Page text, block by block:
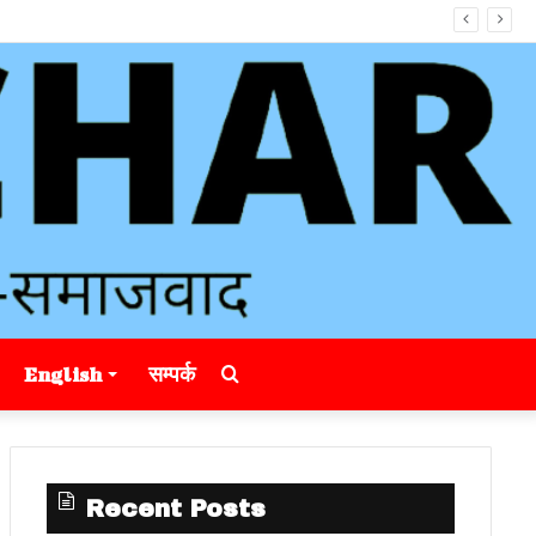
English सम्पर्क Search
for
Recent Posts